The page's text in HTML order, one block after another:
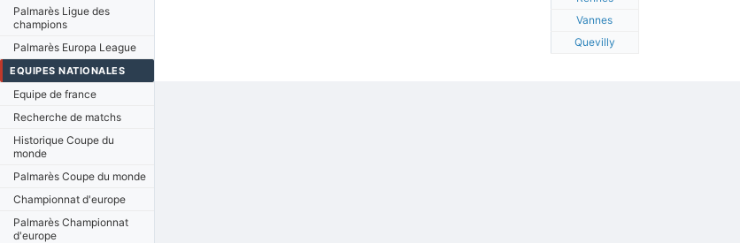
Palmarès Ligue des
champions
Palmarès Europa League
EQUIPES NATIONALES
Equipe de france
Recherche de matchs
Historique Coupe du
monde
Palmarès Coupe du monde
Championnat d'europe
Palmarès Championnat
d'europe
Vannes
Quevilly